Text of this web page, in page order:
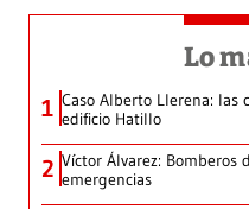
Lo
1 Caso Alberto Llerena: las
edificio Hatillo
2 Víctor Álvarez: Bomberos
emergencias